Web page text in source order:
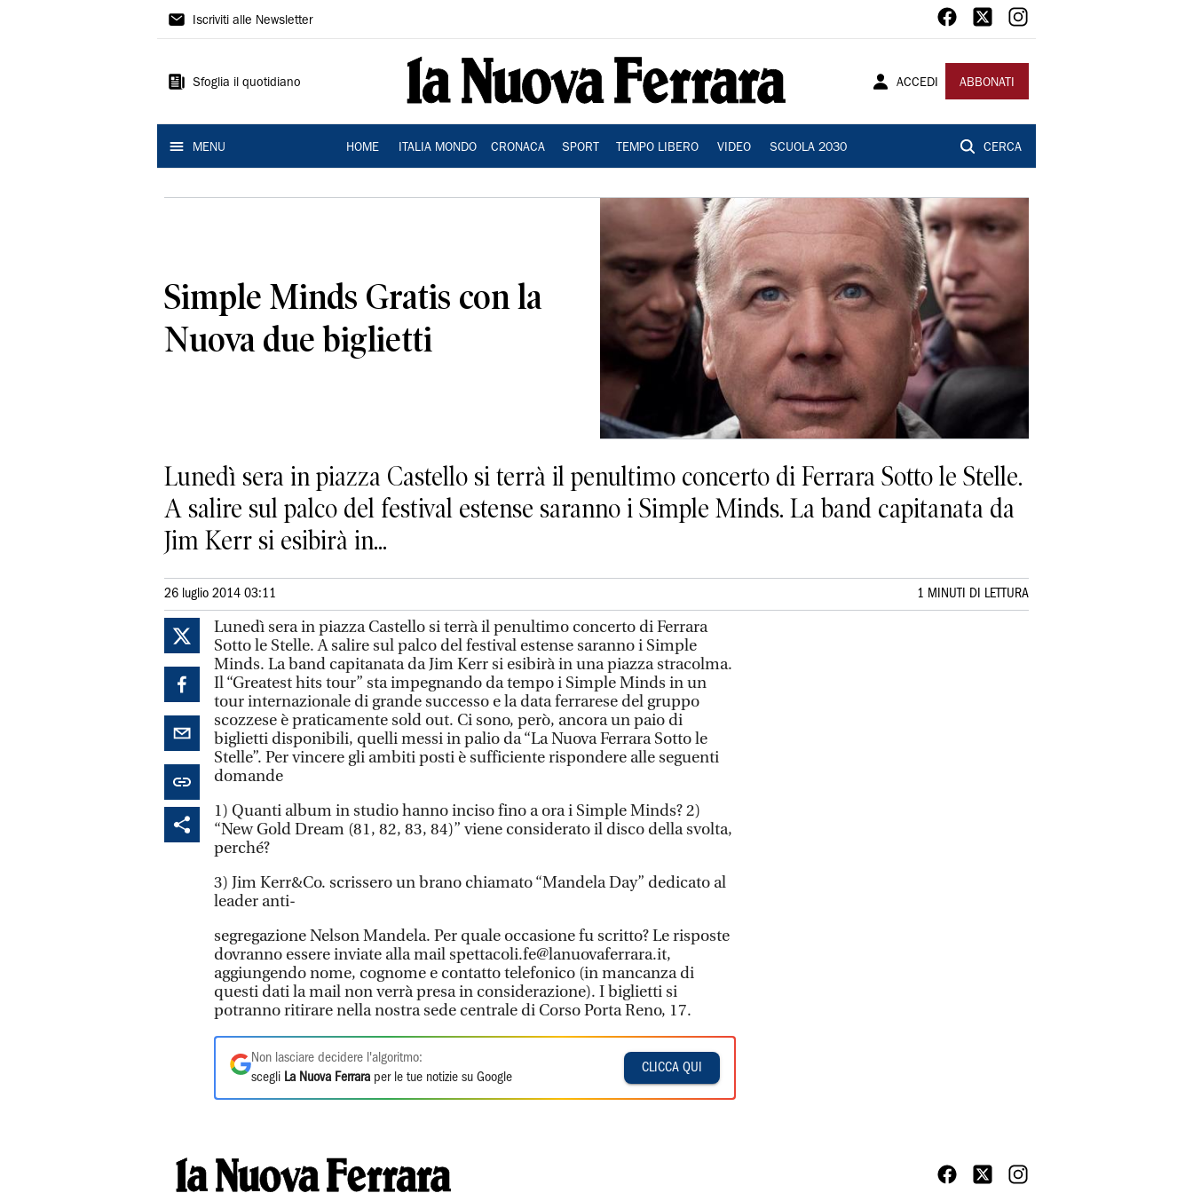
La
Ferrara
Iscriviti alle Newsletter
Sfoglia il quotidiano ACCEDI ABBONATI
MENU HOME ITALIA MONDO CRONACA SPORT TEMPO LIBERO VIDEO SCUOLA 2030 CERCA
Simple Minds Gratis con la
Nuova due biglietti
Lunedì sera in piazza Castello si terrà il penultimo concerto di Ferrara Sotto le Stelle.
A salire sul palco del festival estense saranno i Simple Minds. La band capitanata da
Jim Kerr si esibirà in...
26 luglio 2014 03:11 1 MINUTI DI LETTURA
Lunedì sera in piazza Castello si terrà il penultimo concerto di Ferrara
Sotto le Stelle. A salire sul palco del festival estense saranno i Simple
Minds. La band capitanata da Jim Kerr si esibirà in una piazza stracolma.
Il “Greatest hits tour” sta impegnando da tempo i Simple Minds in un
tour internazionale di grande successo e la data ferrarese del gruppo
scozzese è praticamente sold out. Ci sono, però, ancora un paio di
biglietti disponibili, quelli messi in palio da “La Nuova Ferrara Sotto le
Stelle”. Per vincere gli ambiti posti è sufficiente rispondere alle seguenti
domande
1) Quanti album in studio hanno inciso fino a ora i Simple Minds? 2)
“New Gold Dream (81, 82, 83, 84)” viene considerato il disco della svolta,
perché?
3) Jim Kerr&Co. scrissero un brano chiamato “Mandela Day” dedicato al
leader anti-
segregazione Nelson Mandela. Per quale occasione fu scritto? Le risposte
dovranno essere inviate alla mail spettacoli.fe@lanuovaferrara.it,
aggiungendo nome, cognome e contatto telefonico (in mancanza di
questi dati la mail non verrà presa in considerazione). I biglietti si
potranno ritirare nella nostra sede centrale di Corso Porta Reno, 17.
Non lasciare decidere l'algoritmo:
scegli La Nuova Ferrara per le tue notizie su Google
CLICCA QUI